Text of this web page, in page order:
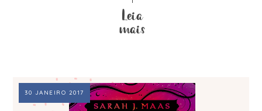
30 JANEIRO 2017